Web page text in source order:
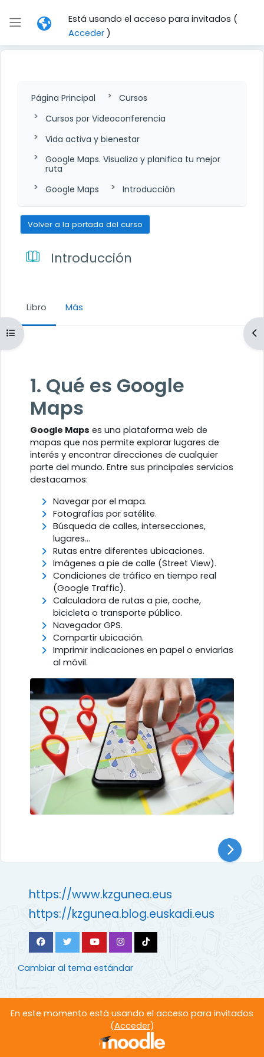
Panel lateral
Está usando el acceso para invitados (
Acceder)
Abrir índice del curso
Página Principal
Cursos
Cursos por Videoconferencia
Vida activa y bienestar
Google Maps. Visualiza y planifica tu mejor
ruta
Google Maps
Introducción
Volver a la portada del curso
Introducción
Libro Más
1. Qué es Google
Maps
Google Maps es una plataforma web de
mapas que nos permite explorar lugares de
interés y encontrar direcciones de cualquier
parte del mundo. Entre sus principales servicios
destacamos:
Navegar por el mapa.
Fotografías por satélite.
Búsqueda de calles, intersecciones,
lugares...
Rutas entre diferentes ubicaciones.
Imágenes a pie de calle (Street View).
Condiciones de tráfico en tiempo real
(Google Traffic).
Calculadora de rutas a pie, coche,
bicicleta o transporte público.
Navegador GPS.
Compartir ubicación.
Imprimir indicaciones en papel o enviarlas
al móvil.
https://www.kzgunea.eus
https://kzgunea.blog.euskadi.eus
Cambiar al tema estándar
En este momento está usando el acceso para invitados
(Acceder)